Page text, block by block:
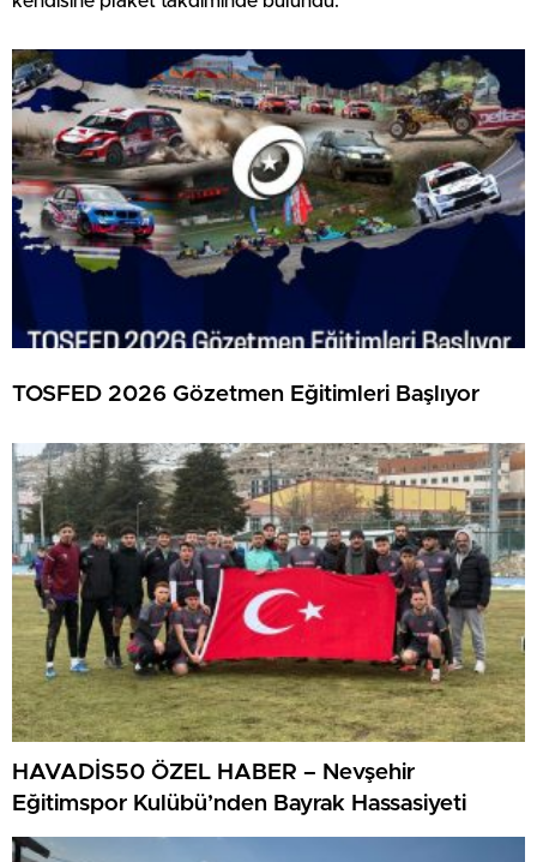
TOSFED 2026 Gözetmen Eğitimleri Başlıyor
HAVADİS50 ÖZEL HABER – Nevşehir
Eğitimspor Kulübü’nden Bayrak Hassasiyeti